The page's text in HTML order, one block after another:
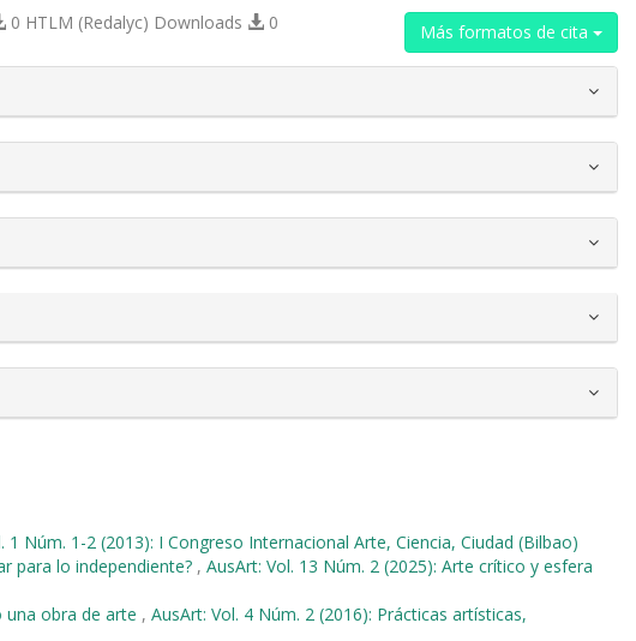
Más formatos de cita
0 HTLM (Redalyc) Downloads 0
1 Núm. 1-2 (2013): I Congreso Internacional Arte, Ciencia, Ciudad (Bilbao)
para lo independiente? , AusArt: Vol. 13 Núm. 2 (2025): Arte crítico y esfera
obra de arte , AusArt: Vol. 4 Núm. 2 (2016): Prácticas artísticas,